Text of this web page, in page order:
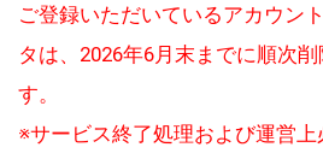
ご登録いただいているアカウン
タは、2026年6月末までに順次
す。
※サービス終了処理および運営